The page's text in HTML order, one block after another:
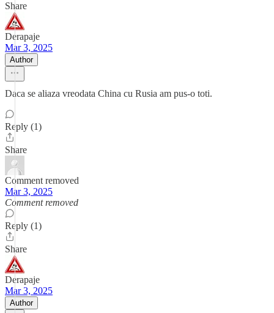
Share
Derapaje
Mar 3, 2025
Author
Daca se aliaza vreodata China cu Rusia am pus-o toti.
Reply (1)
Share
Comment removed
Mar 3, 2025
Comment removed
Reply (1)
Share
Derapaje
Mar 3, 2025
Author